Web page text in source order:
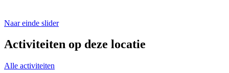
Naar einde slider
Activiteiten op deze locatie
Alle activiteiten